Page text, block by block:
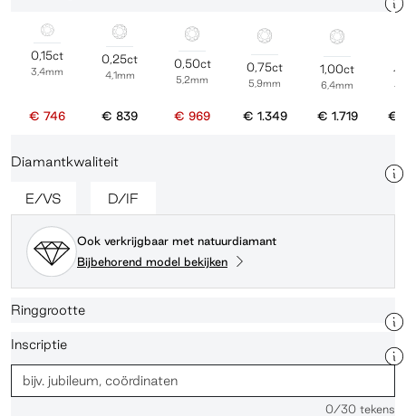
0,15ct
3,4mm
€ 746
0,25ct
4,1mm
€ 839
0,50ct
5,2mm
€ 969
0,75ct
5,9mm
€ 1.349
1,00ct
6,4mm
€ 1.719 €
Diamantkwaliteit
E/VS D/IF
Ook verkrijgbaar met natuurdiamant
Bijbehorend model bekijken
Ringgrootte
Inscriptie
0/30 tekens